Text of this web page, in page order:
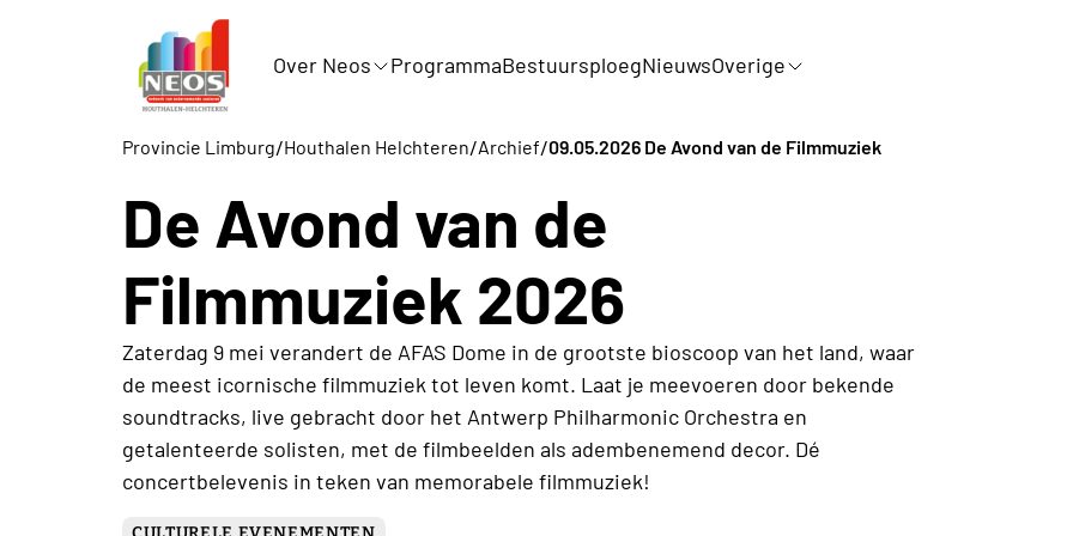
Over Neos ProgrammaBestuursploegNieuwsOverige
Provincie Limburg/Houthalen Helchteren/Archief/09.05.2026 De Avond van de Filmmuziek
De Avond van de
Filmmuziek 2026
Zaterdag 9 mei verandert de AFAS Dome in de grootste bioscoop van het land, waar
de meest icornische filmmuziek tot leven komt. Laat je meevoeren door bekende
soundtracks, live gebracht door het Antwerp Philharmonic Orchestra en
getalenteerde solisten, met de filmbeelden als adembenemend decor. Dé
concertbelevenis in teken van memorabele filmmuziek!